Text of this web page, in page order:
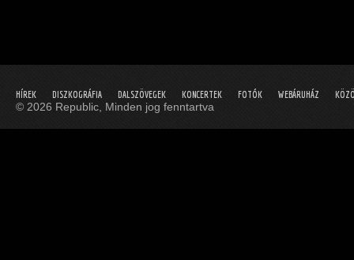
HÍREK DISZKOGRÁFIA DALSZÖVEGEK KONCERTEK FOTÓK WEBÁRUHÁZ
© 2026 Republic, Minden jog fenntartva